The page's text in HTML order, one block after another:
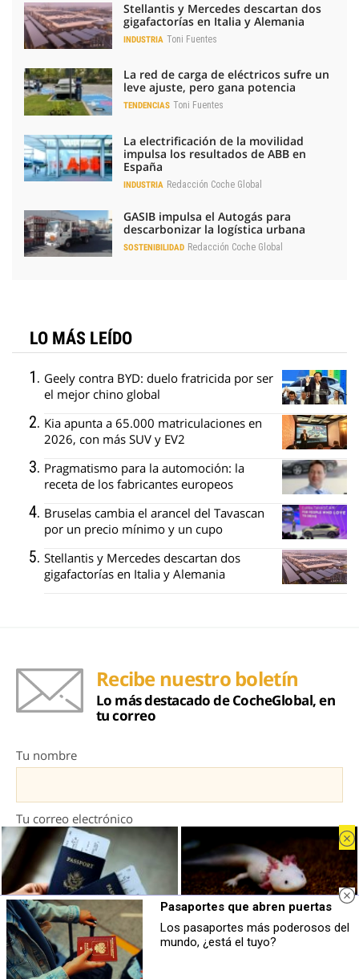
Stellantis y Mercedes descartan dos
gigafactorías en Italia y Alemania
INDUSTRIA Toni Fuentes
La red de carga de eléctricos sufre un
leve ajuste, pero gana potencia
TENDENCIAS Toni Fuentes
La electrificación de la movilidad
impulsa los resultados de ABB en
España
INDUSTRIA Redacción Coche Global
GASIB impulsa el Autogás para
descarbonizar la logística urbana
SOSTENIBILIDAD Redacción Coche Global
LO MÁS LEÍDO
Geely contra BYD: duelo fratricida por ser
el mejor chino global
Kia apunta a 65.000 matriculaciones en
2026, con más SUV y EV2
Pragmatismo para la automoción: la
receta de los fabricantes europeos
Bruselas cambia el arancel del Tavascan
por un precio mínimo y un cupo
Stellantis y Mercedes descartan dos
gigafactorías en Italia y Alemania
Recibe nuestro boletín
Lo más destacado de CocheGlobal, en
tu correo
Tu nombre
Tu correo electrónico
¿El tuyo está en la lista?
Top pasaportes que te dejan viajar sin
visado
¿Sabías que existen?
Estas criaturas existen y parecen
Pasaportes que abren puertas
Los pasaportes más poderosos del
mundo, ¿está el tuyo?